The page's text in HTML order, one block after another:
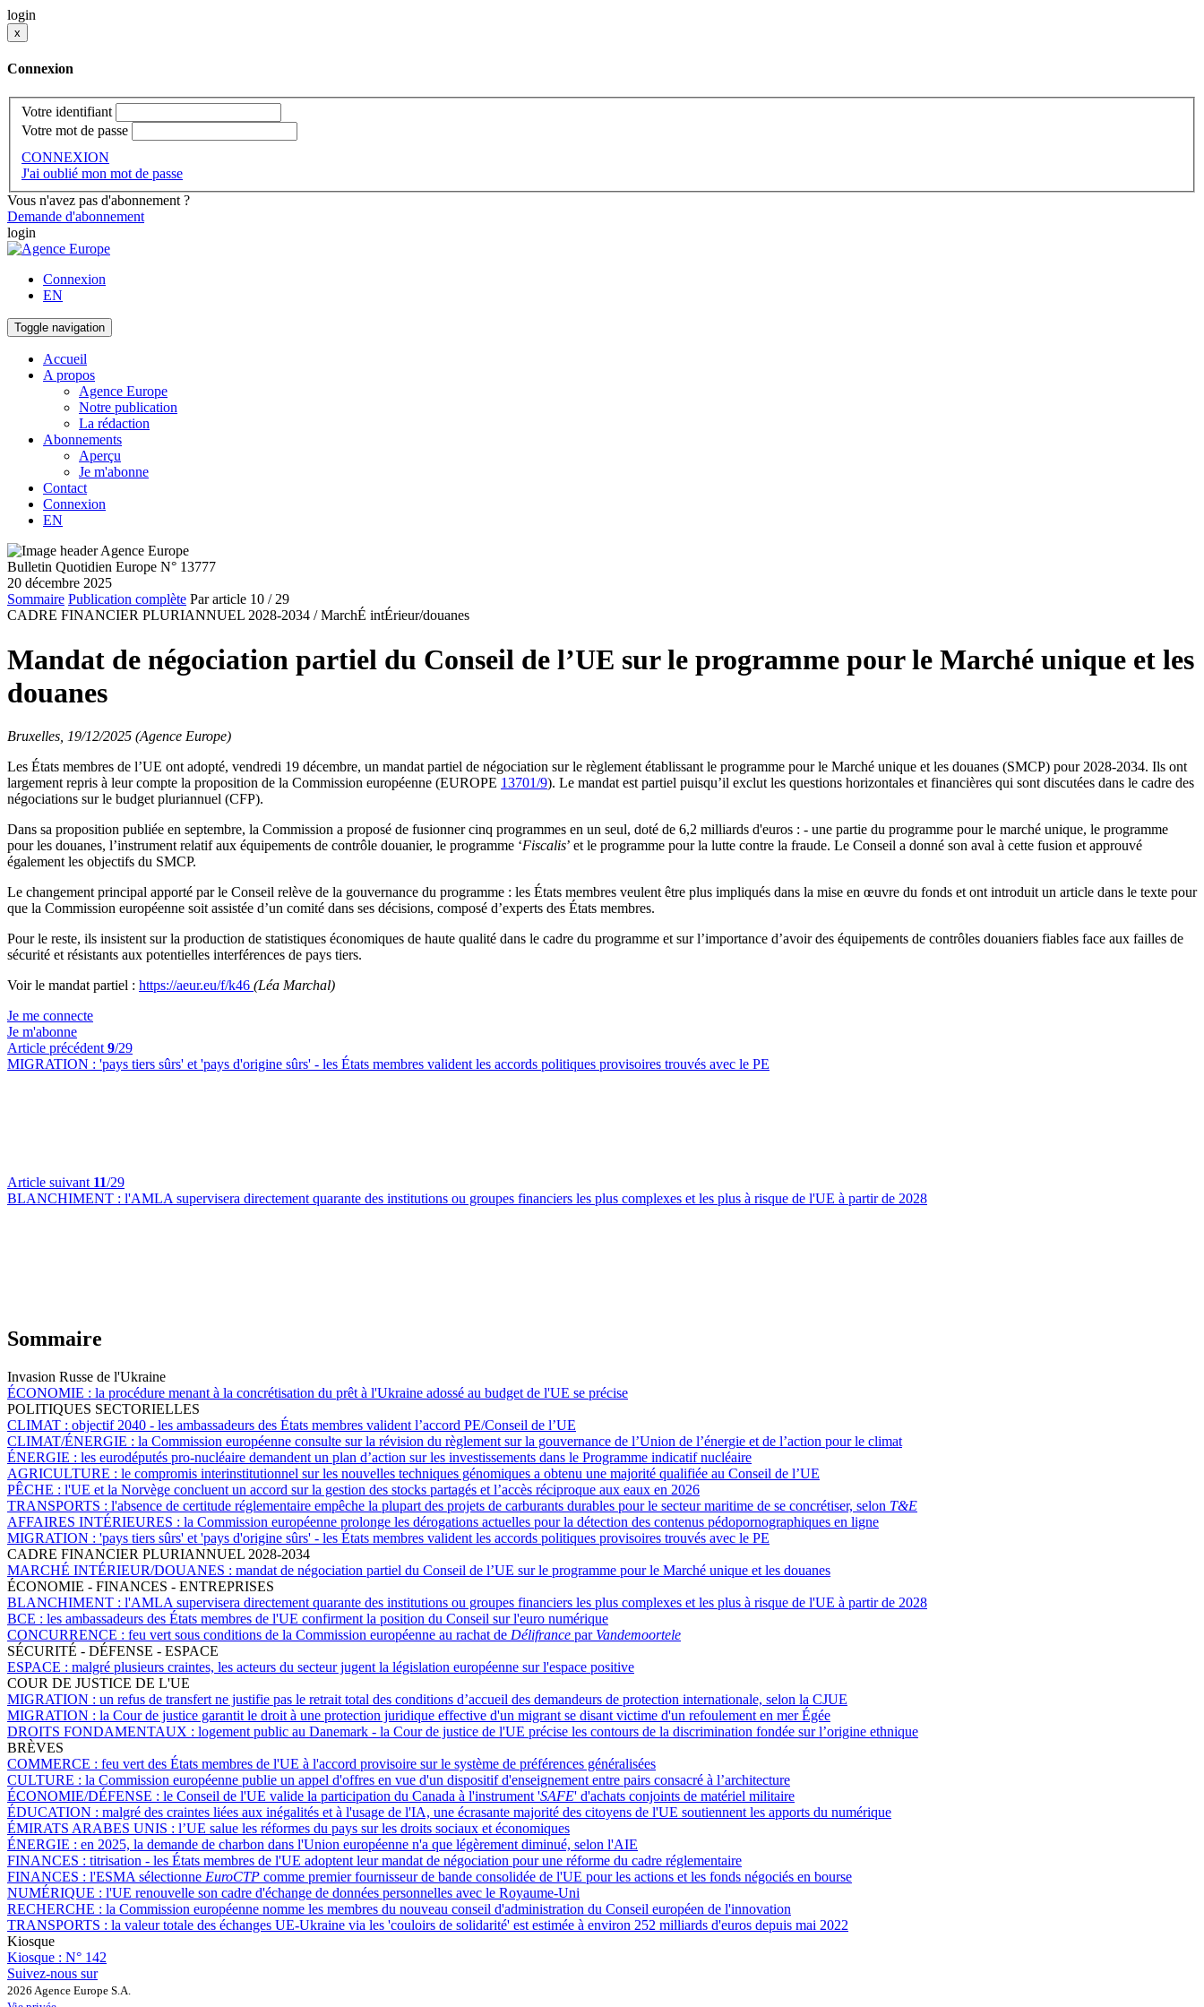
login
x
Connexion
Votre identifiant
Votre mot de passe
CONNEXION
J'ai oublié mon mot de passe
Vous n'avez pas d'abonnement ?
Demande d'abonnement
login
Connexion
EN
Toggle navigation
Accueil
A propos
Agence Europe
Notre publication
La rédaction
Abonnements
Aperçu
Je m'abonne
Contact
Connexion
EN
Bulletin Quotidien Europe N° 13777
20 décembre 2025
Sommaire Publication complète Par article 10 / 29
CADRE FINANCIER PLURIANNUEL 2028-2034 / MarchÉ intÉrieur/douanes
Mandat de négociation partiel du Conseil de l’UE sur le programme pour le Marché unique et les
douanes
Bruxelles, 19/12/2025 (Agence Europe)
Les États membres de l’UE ont adopté, vendredi 19 décembre, un mandat partiel de négociation sur le règlement établissant le programme pour le Marché unique et les douanes (SMCP) pour 2028-2034. Ils ont
largement repris à leur compte la proposition de la Commission européenne (EUROPE 13701/9). Le mandat est partiel puisqu’il exclut les questions horizontales et financières qui sont discutées dans le cadre des
négociations sur le budget pluriannuel (CFP).
Dans sa proposition publiée en septembre, la Commission a proposé de fusionner cinq programmes en un seul, doté de 6,2 milliards d'euros : - une partie du programme pour le marché unique, le programme
pour les douanes, l’instrument relatif aux équipements de contrôle douanier, le programme ‘Fiscalis’ et le programme pour la lutte contre la fraude. Le Conseil a donné son aval à cette fusion et approuvé
également les objectifs du SMCP.
Le changement principal apporté par le Conseil relève de la gouvernance du programme : les États membres veulent être plus impliqués dans la mise en œuvre du fonds et ont introduit un article dans le texte pour
que la Commission européenne soit assistée d’un comité dans ses décisions, composé d’experts des États membres.
Pour le reste, ils insistent sur la production de statistiques économiques de haute qualité dans le cadre du programme et sur l’importance d’avoir des équipements de contrôles douaniers fiables face aux failles de
sécurité et résistants aux potentielles interférences de pays tiers.
Voir le mandat partiel : https://aeur.eu/f/k46 (Léa Marchal)
Je me connecte
Je m'abonne
Article précédent 9/29
MIGRATION : 'pays tiers sûrs' et 'pays d'origine sûrs' - les États membres valident les accords politiques provisoires trouvés avec le PE
Article suivant 11/29
BLANCHIMENT : l'AMLA supervisera directement quarante des institutions ou groupes financiers les plus complexes et les plus à risque de l'UE à partir de 2028
Sommaire
Invasion Russe de l'Ukraine
ÉCONOMIE : la procédure menant à la concrétisation du prêt à l'Ukraine adossé au budget de l'UE se précise
POLITIQUES SECTORIELLES
CLIMAT : objectif 2040 - les ambassadeurs des États membres valident l’accord PE/Conseil de l’UE
CLIMAT/ÉNERGIE : la Commission européenne consulte sur la révision du règlement sur la gouvernance de l’Union de l’énergie et de l’action pour le climat
ÉNERGIE : les eurodéputés pro-nucléaire demandent un plan d’action sur les investissements dans le Programme indicatif nucléaire
AGRICULTURE : le compromis interinstitutionnel sur les nouvelles techniques génomiques a obtenu une majorité qualifiée au Conseil de l’UE
PÊCHE : l'UE et la Norvège concluent un accord sur la gestion des stocks partagés et l’accès réciproque aux eaux en 2026
TRANSPORTS : l'absence de certitude réglementaire empêche la plupart des projets de carburants durables pour le secteur maritime de se concrétiser, selon T&E
AFFAIRES INTÉRIEURES : la Commission européenne prolonge les dérogations actuelles pour la détection des contenus pédopornographiques en ligne
MIGRATION : 'pays tiers sûrs' et 'pays d'origine sûrs' - les États membres valident les accords politiques provisoires trouvés avec le PE
CADRE FINANCIER PLURIANNUEL 2028-2034
MARCHÉ INTÉRIEUR/DOUANES : mandat de négociation partiel du Conseil de l’UE sur le programme pour le Marché unique et les douanes
ÉCONOMIE - FINANCES - ENTREPRISES
BLANCHIMENT : l'AMLA supervisera directement quarante des institutions ou groupes financiers les plus complexes et les plus à risque de l'UE à partir de 2028
BCE : les ambassadeurs des États membres de l'UE confirment la position du Conseil sur l'euro numérique
CONCURRENCE : feu vert sous conditions de la Commission européenne au rachat de Délifrance par Vandemoortele
SÉCURITÉ - DÉFENSE - ESPACE
ESPACE : malgré plusieurs craintes, les acteurs du secteur jugent la législation européenne sur l'espace positive
COUR DE JUSTICE DE L'UE
MIGRATION : un refus de transfert ne justifie pas le retrait total des conditions d’accueil des demandeurs de protection internationale, selon la CJUE
MIGRATION : la Cour de justice garantit le droit à une protection juridique effective d'un migrant se disant victime d'un refoulement en mer Égée
DROITS FONDAMENTAUX : logement public au Danemark - la Cour de justice de l'UE précise les contours de la discrimination fondée sur l’origine ethnique
BRÈVES
COMMERCE : feu vert des États membres de l'UE à l'accord provisoire sur le système de préférences généralisées
CULTURE : la Commission européenne publie un appel d'offres en vue d'un dispositif d'enseignement entre pairs consacré à l’architecture
ÉCONOMIE/DÉFENSE : le Conseil de l'UE valide la participation du Canada à l'instrument 'SAFE' d'achats conjoints de matériel militaire
ÉDUCATION : malgré des craintes liées aux inégalités et à l'usage de l'IA, une écrasante majorité des citoyens de l'UE soutiennent les apports du numérique
ÉMIRATS ARABES UNIS : l’UE salue les réformes du pays sur les droits sociaux et économiques
ÉNERGIE : en 2025, la demande de charbon dans l'Union européenne n'a que légèrement diminué, selon l'AIE
FINANCES : titrisation - les États membres de l'UE adoptent leur mandat de négociation pour une réforme du cadre réglementaire
FINANCES : l'ESMA sélectionne EuroCTP comme premier fournisseur de bande consolidée de l'UE pour les actions et les fonds négociés en bourse
NUMÉRIQUE : l'UE renouvelle son cadre d'échange de données personnelles avec le Royaume-Uni
RECHERCHE : la Commission européenne nomme les membres du nouveau conseil d'administration du Conseil européen de l'innovation
TRANSPORTS : la valeur totale des échanges UE-Ukraine via les 'couloirs de solidarité' est estimée à environ 252 milliards d'euros depuis mai 2022
Kiosque
Kiosque : N° 142
Suivez-nous sur
2026 Agence Europe S.A.